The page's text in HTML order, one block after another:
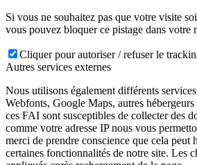
Si vous ne souhaitez pas que votre visite
vous pouvez bloquer ce pistage dans votre
Cliquer pour autoriser / refuser le
Autres services externes
Nous utilisons également différents
Webfonts, Google Maps, autres
ces FAI sont susceptibles de collecter des
comme votre adresse IP nous vous
merci de prendre conscience que cela peut
certaines fonctionnalités de notre site. Les